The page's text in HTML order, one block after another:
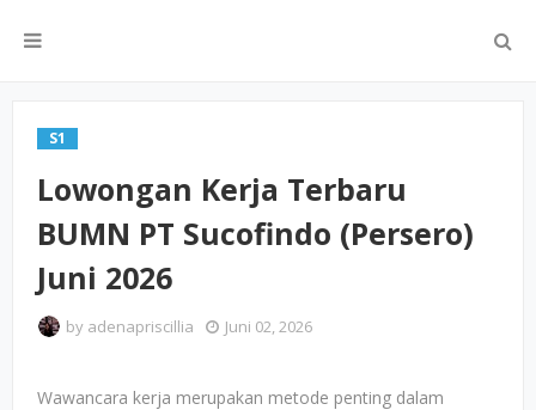
S1
Lowongan Kerja Terbaru
BUMN PT Sucofindo (Persero)
Juni 2026
by adenapriscillia Juni 02, 2026
Wawancara kerja merupakan metode penting dalam